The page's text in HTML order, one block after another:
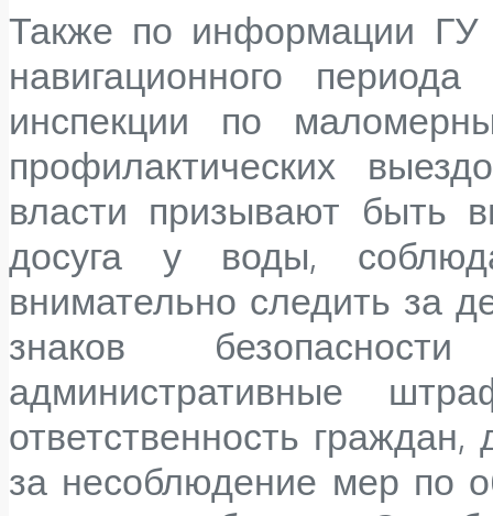
Также по информации
навигационного периода
инспекции по
профилактических
власти призывают быть
досуга у воды,
внимательно следить за
знаков
административные
ответственность
за несоблюдение мер по